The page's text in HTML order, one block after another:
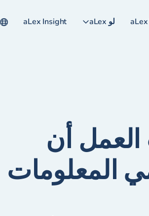
لو aLex aLex Insight
أن
المعلومات